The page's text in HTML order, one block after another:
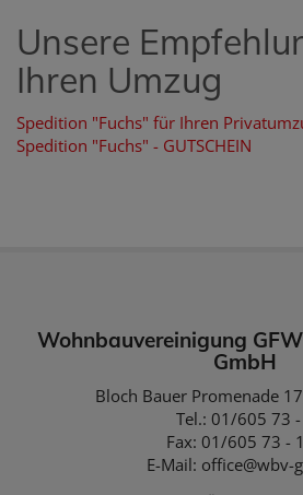
Unsere
Ihren Umzug
Spedition "Fuchs" für Ihren
Spedition "Fuchs" - GUTSCHEIN
Wohnbauvereinigung
GmbH
Bloch Bauer Promenade
Tel.: 01/605 73
Fax: 01/605 73 -
E-Mail: office@wbv-